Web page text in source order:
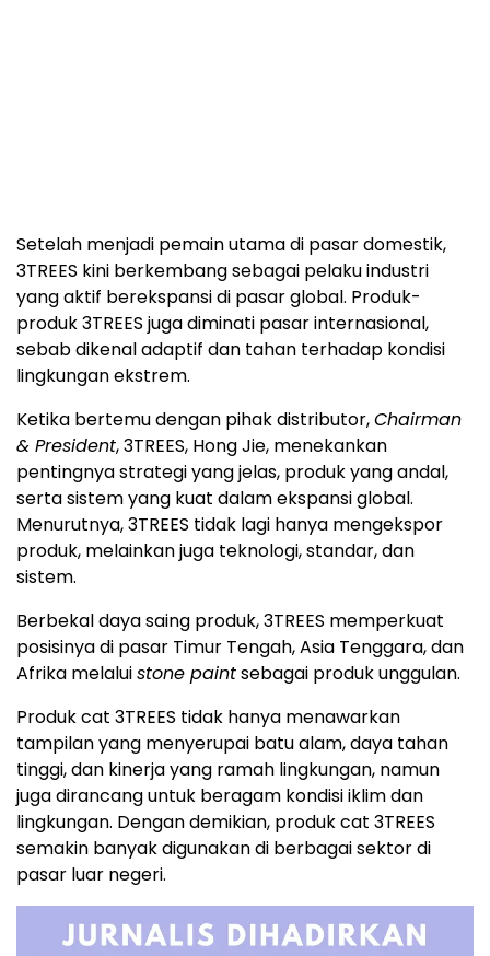
Setelah menjadi pemain utama di pasar domestik,
3TREES kini berkembang sebagai pelaku industri
yang aktif berekspansi di pasar global. Produk-
produk 3TREES juga diminati pasar internasional,
sebab dikenal adaptif dan tahan terhadap kondisi
lingkungan ekstrem.
Ketika bertemu dengan pihak distributor,Chairman
& President, 3TREES, Hong Jie, menekankan
pentingnya strategi yang jelas, produk yang andal,
serta sistem yang kuat dalam ekspansi global.
Menurutnya, 3TREES tidak lagi hanya mengekspor
produk, melainkan juga teknologi, standar, dan
sistem.
Berbekal daya saing produk, 3TREES memperkuat
posisinya di pasar Timur Tengah, Asia Tenggara, dan
Afrika melaluistone paintsebagai produk unggulan.
Produk cat 3TREES tidak hanya menawarkan
tampilan yang menyerupai batu alam, daya tahan
tinggi, dan kinerja yang ramah lingkungan, namun
juga dirancang untuk beragam kondisi iklim dan
lingkungan. Dengan demikian, produk cat 3TREES
semakin banyak digunakan di berbagai sektor di
pasar luar negeri.